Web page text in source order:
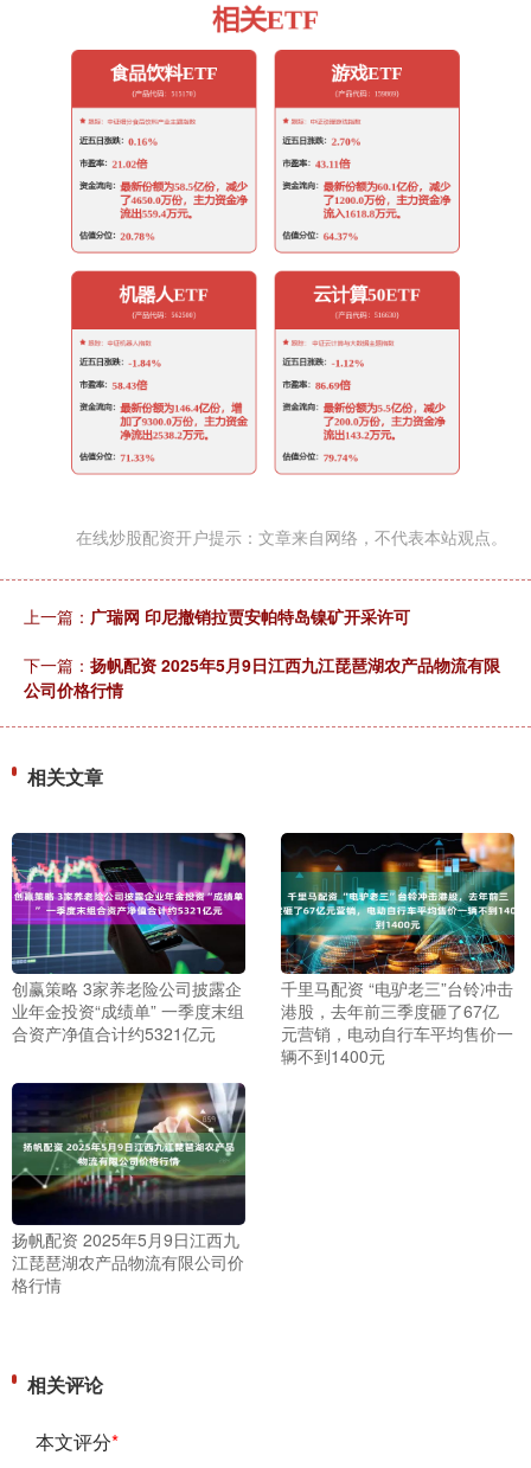
在线炒股配资开户提示：文章来自网络，不代表本站观点。
上一篇： 广瑞网 印尼撤销拉贾安帕特岛镍矿开采许可
下一篇： 扬帆配资 2025年5月9日江西九江琵琶湖农产品物流有限
公司价格行情
相关文章
创赢策略 3家养老险公司披露企
业年金投资“成绩单” 一季度末组
合资产净值合计约5321亿元
千里马配资 “电驴老三”台铃冲击
港股，去年前三季度砸了67亿
元营销，电动自行车平均售价一
辆不到1400元
扬帆配资 2025年5月9日江西九
江琵琶湖农产品物流有限公司价
格行情
相关评论
本文评分*